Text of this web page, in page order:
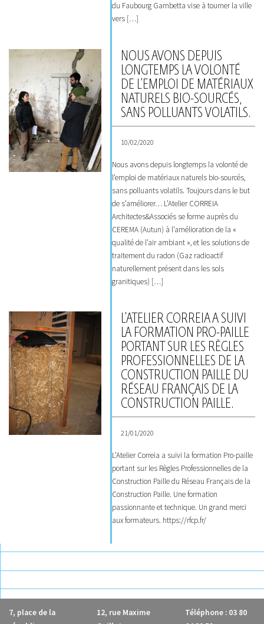
du Faubourg Gambetta vise à tourner la ville
vers […]
NOUS AVONS DEPUIS
LONGTEMPS LA VOLONTÉ
DE L’EMPLOI DE MATÉRIAUX
NATURELS BIO-SOURCÉS,
SANS POLLUANTS VOLATILS.
10/02/2020
Nous avons depuis longtemps la volonté de
l’emploi de matériaux naturels bio-sourcés,
sans polluants volatils. Toujours dans le but
de s’améliorer… L’Atelier CORREIA
Architectes&Associés se forme auprès du
CEREMA (Autun) à l’amélioration de la «
qualité de l’air ambiant », et les solutions de
traitement du radon (Gaz radioactif
naturellement présent dans les sols
granitiques) […]
L’ATELIER CORREIA A SUIVI
LA FORMATION PRO-PAILLE
PORTANT SUR LES RÈGLES
PROFESSIONNELLES DE LA
CONSTRUCTION PAILLE DU
RÉSEAU FRANÇAIS DE LA
CONSTRUCTION PAILLE.
21/01/2020
L’Atelier Correia a suivi la formation Pro-paille
portant sur les Règles Professionnelles de la
Construction Paille du Réseau Français de la
Construction Paille. Une formation
passionnante et technique. Un grand merci
aux formateurs. https://rfcp.fr/
7, place de la
12, rue Maxime
Téléphone : 03 80